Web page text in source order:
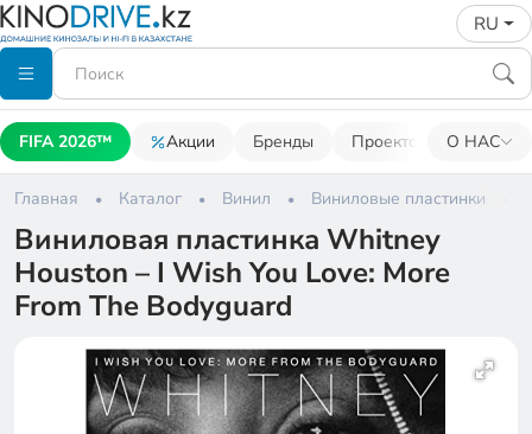
RU
FIFA 2026™ Акции Бренды Проекторы О НАС
Главная Каталог Винил Виниловые пластинки
Виниловая пластинка Whitney
Houston – I Wish You Love: More
From The Bodyguard